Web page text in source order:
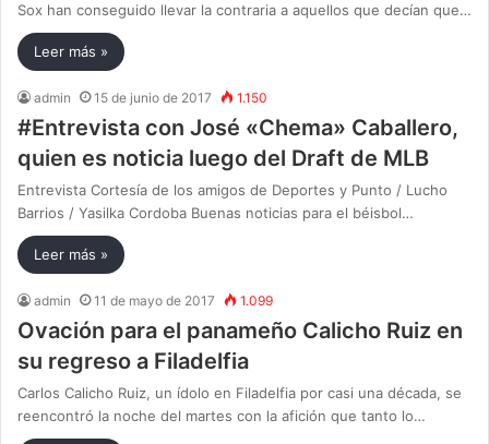
Sox han conseguido llevar la contraria a aquellos que decían que…
Leer más »
admin 15 de junio de 2017 1.150
#Entrevista con José «Chema» Caballero,
quien es noticia luego del Draft de MLB
Entrevista Cortesía de los amigos de Deportes y Punto / Lucho
Barrios / Yasilka Cordoba Buenas noticias para el béisbol…
Leer más »
admin 11 de mayo de 2017 1.099
Ovación para el panameño Calicho Ruiz en
su regreso a Filadelfia
Carlos Calicho Ruiz, un ídolo en Filadelfia por casi una década, se
reencontró la noche del martes con la afición que tanto lo…